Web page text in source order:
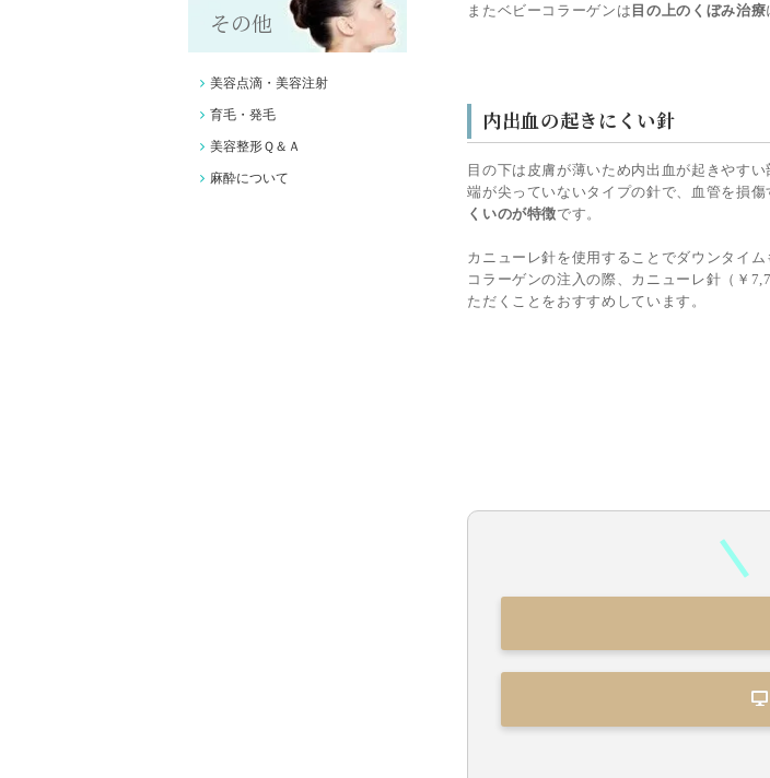
またベビーコラーゲンは 目の上のくぼみ治療
内出血の起きにくい針
目の下は皮膚が薄いため内出血が起きやすい
端が尖っていないタイプの針で、血管を損傷
くいのが特徴です。
カニューレ針を使用することでダウンタイ
コラーゲンの注入の際、カニューレ針（￥
ただくことをおすすめしています。
その他
美容点滴・美容注射
育毛・発毛
美容整形Ｑ＆Ａ
麻酔について